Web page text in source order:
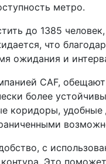
метро.
до 1385 человек,
что
ожидания и
CAF,
более
коридоры, удобные
с
Это